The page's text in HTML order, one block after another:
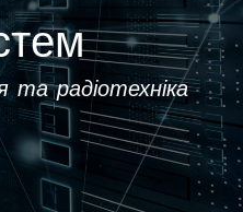
та радіотехніка